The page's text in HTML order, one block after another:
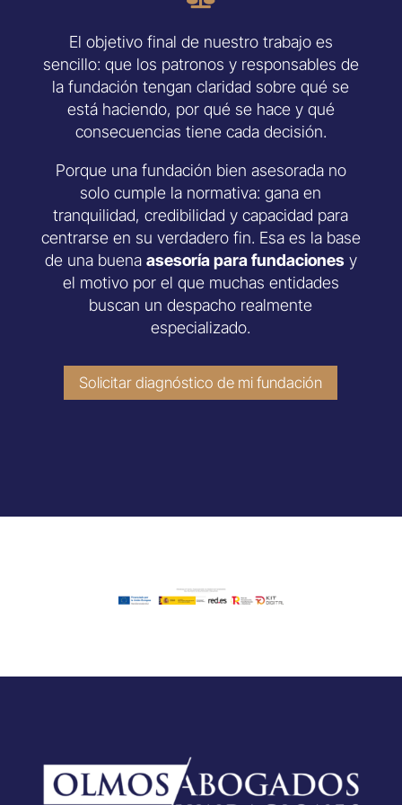
El objetivo final de nuestro trabajo es
sencillo: que los patronos y responsables de
la fundación tengan claridad sobre qué se
está haciendo, por qué se hace y qué
consecuencias tiene cada decisión.
Porque una fundación bien asesorada no
solo cumple la normativa: gana en
tranquilidad, credibilidad y capacidad para
centrarse en su verdadero fin. Esa es la base
de una buena asesoría para fundaciones y
el motivo por el que muchas entidades
buscan un despacho realmente
especializado.
Solicitar diagnóstico de mi fundación